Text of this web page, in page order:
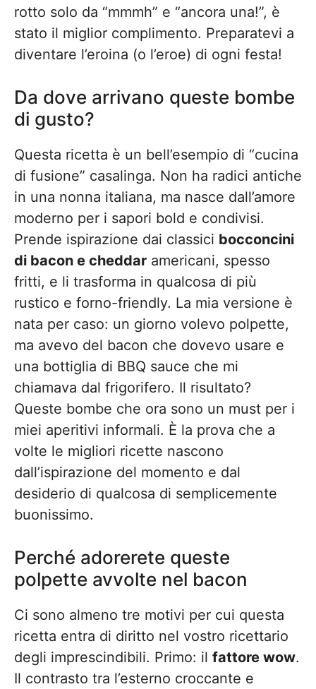
rotto solo da “mmmh” e “ancora una!”, è
stato il miglior complimento. Preparatevi a
diventare l’eroina (o l’eroe) di ogni festa!
Da dove arrivano queste bombe
di gusto?
Questa ricetta è un bell’esempio di “cucina
di fusione” casalinga. Non ha radici antiche
in una nonna italiana, ma nasce dall’amore
moderno per i sapori bold e condivisi.
Prende ispirazione dai classici bocconcini
di bacon e cheddar americani, spesso
fritti, e li trasforma in qualcosa di più
rustico e forno-friendly. La mia versione è
nata per caso: un giorno volevo polpette,
ma avevo del bacon che dovevo usare e
una bottiglia di BBQ sauce che mi
chiamava dal frigorifero. Il risultato?
Queste bombe che ora sono un must per i
miei aperitivi informali. È la prova che a
volte le migliori ricette nascono
dall’ispirazione del momento e dal
desiderio di qualcosa di semplicemente
buonissimo.
Perché adorerete queste
polpette avvolte nel bacon
Ci sono almeno tre motivi per cui questa
ricetta entra di diritto nel vostro ricettario
degli imprescindibili. Primo: il fattore wow.
Il contrasto tra l’esterno croccante e